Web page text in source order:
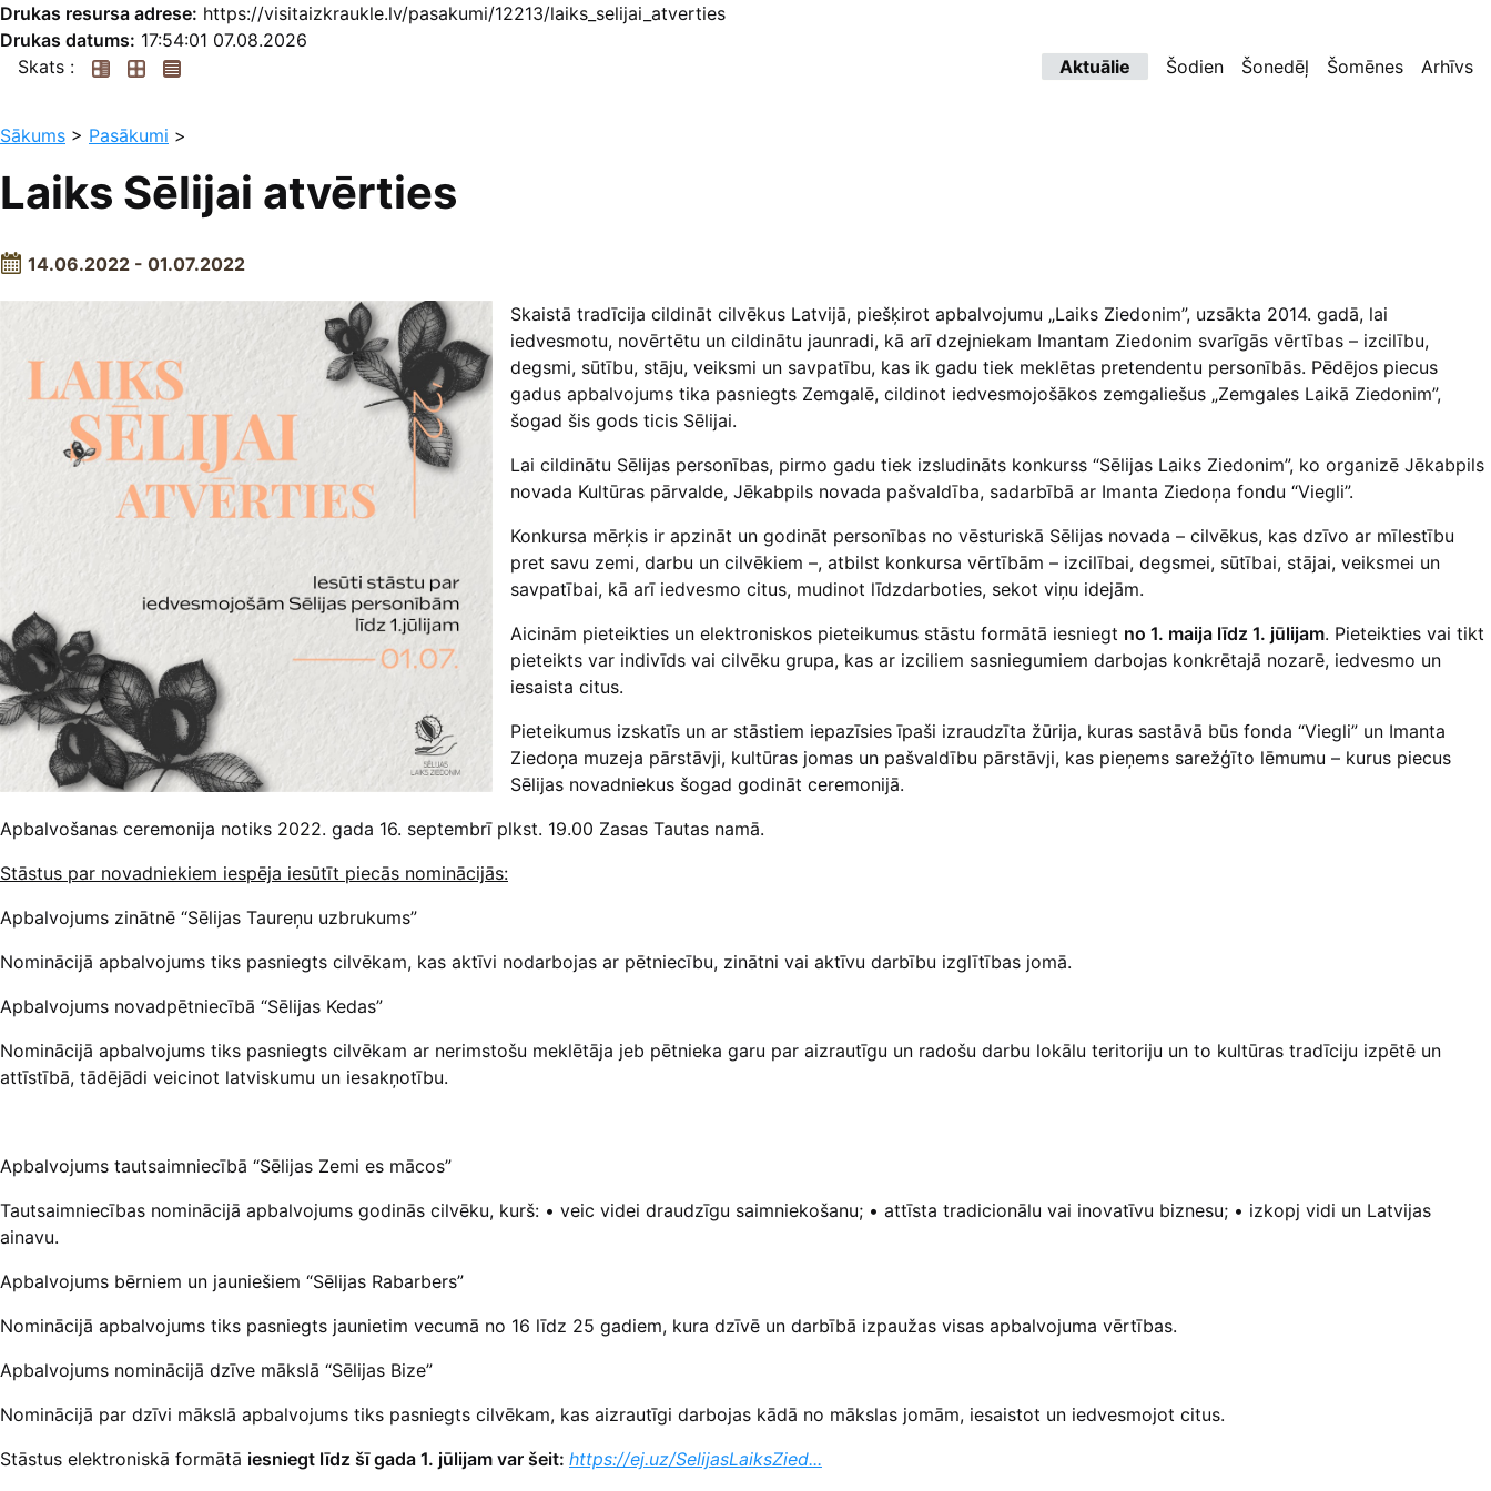
Drukas resursa adrese: https://visitaizkraukle.lv/pasakumi/12213/laiks_selijai_atverties
Drukas datums: 17:54:01 07.08.2026
Skats :
Aktuālie Šodien Šonedēļ Šomēnes Arhīvs
Sākums > Pasākumi >
Laiks Sēlijai atvērties
14.06.2022 - 01.07.2022
Skaistā tradīcija cildināt cilvēkus Latvijā, piešķirot apbalvojumu „Laiks Ziedonim”, uzsākta 2014. gadā, lai
iedvesmotu, novērtētu un cildinātu jaunradi, kā arī dzejniekam Imantam Ziedonim svarīgās vērtības – izcilību,
degsmi, sūtību, stāju, veiksmi un savpatību, kas ik gadu tiek meklētas pretendentu personībās. Pēdējos piecus
gadus apbalvojums tika pasniegts Zemgalē, cildinot iedvesmojošākos zemgaliešus „Zemgales Laikā Ziedonim”,
šogad šis gods ticis Sēlijai.
Lai cildinātu Sēlijas personības, pirmo gadu tiek izsludināts konkurss “Sēlijas Laiks Ziedonim”, ko organizē Jēkabpils
novada Kultūras pārvalde, Jēkabpils novada pašvaldība, sadarbībā ar Imanta Ziedoņa fondu “Viegli”.
Konkursa mērķis ir apzināt un godināt personības no vēsturiskā Sēlijas novada – cilvēkus, kas dzīvo ar mīlestību
pret savu zemi, darbu un cilvēkiem –, atbilst konkursa vērtībām – izcilībai, degsmei, sūtībai, stājai, veiksmei un
savpatībai, kā arī iedvesmo citus, mudinot līdzdarboties, sekot viņu idejām.
Aicinām pieteikties un elektroniskos pieteikumus stāstu formātā iesniegt no 1. maija līdz 1. jūlijam. Pieteikties vai tikt
pieteikts var indivīds vai cilvēku grupa, kas ar izciliem sasniegumiem darbojas konkrētajā nozarē, iedvesmo un
iesaista citus.
Pieteikumus izskatīs un ar stāstiem iepazīsies īpaši izraudzīta žūrija, kuras sastāvā būs fonda “Viegli” un Imanta
Ziedoņa muzeja pārstāvji, kultūras jomas un pašvaldību pārstāvji, kas pieņems sarežģīto lēmumu – kurus piecus
Sēlijas novadniekus šogad godināt ceremonijā.
Apbalvošanas ceremonija notiks 2022. gada 16. septembrī plkst. 19.00 Zasas Tautas namā.
Stāstus par novadniekiem iespēja iesūtīt piecās nominācijās:
Apbalvojums zinātnē “Sēlijas Taureņu uzbrukums”
Nominācijā apbalvojums tiks pasniegts cilvēkam, kas aktīvi nodarbojas ar pētniecību, zinātni vai aktīvu darbību izglītības jomā.
Apbalvojums novadpētniecībā “Sēlijas Kedas”
Nominācijā apbalvojums tiks pasniegts cilvēkam ar nerimstošu meklētāja jeb pētnieka garu par aizrautīgu un radošu darbu lokālu teritoriju un to kultūras tradīciju izpētē un
attīstībā, tādējādi veicinot latviskumu un iesakņotību.
Apbalvojums tautsaimniecībā “Sēlijas Zemi es mācos”
Tautsaimniecības nominācijā apbalvojums godinās cilvēku, kurš: • veic videi draudzīgu saimniekošanu; • attīsta tradicionālu vai inovatīvu biznesu; • izkopj vidi un Latvijas
ainavu.
Apbalvojums bērniem un jauniešiem “Sēlijas Rabarbers”
Nominācijā apbalvojums tiks pasniegts jaunietim vecumā no 16 līdz 25 gadiem, kura dzīvē un darbībā izpaužas visas apbalvojuma vērtības.
Apbalvojums nominācijā dzīve mākslā “Sēlijas Bize”
Nominācijā par dzīvi mākslā apbalvojums tiks pasniegts cilvēkam, kas aizrautīgi darbojas kādā no mākslas jomām, iesaistot un iedvesmojot citus.
Stāstus elektroniskā formātā iesniegt līdz šī gada 1. jūlijam var šeit: https://ej.uz/SelijasLaiksZied...